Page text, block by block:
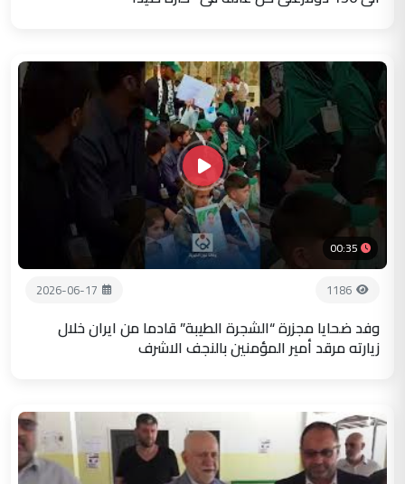
00:35
1186
2026-06-17
وفد ضحايا مجزرة “الشجرة الطيبة” قادما من ايران خلال
زيارته مرقد أمير المؤمنين بالنجف الاشرف